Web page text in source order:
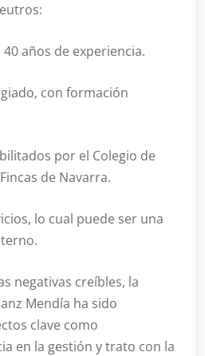
años de experiencia.
con formación
por el Colegio de
de Navarra.
lo cual puede ser una
negativas creíbles, la
Mendía ha sido
clave como
en la gestión y trato con la